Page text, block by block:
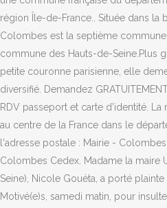
région Île-de-France.. Située dans la
Colombes est la septième
commune des Hauts-de-Seine.Plus
petite couronne parisienne, elle
diversifié. Demandez
RDV passeport et carte d'identité.
au centre de la France dans le
l'adresse postale : Mairie -
Colombes Cedex. Madame la maire
Seine), Nicole Gouéta, a porté
Motivé(e)s, samedi matin, pour